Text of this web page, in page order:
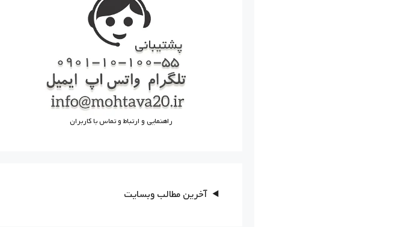
راهنمایی و ارتباط و تماس با کاربران
آخرین مطالب وبسایت